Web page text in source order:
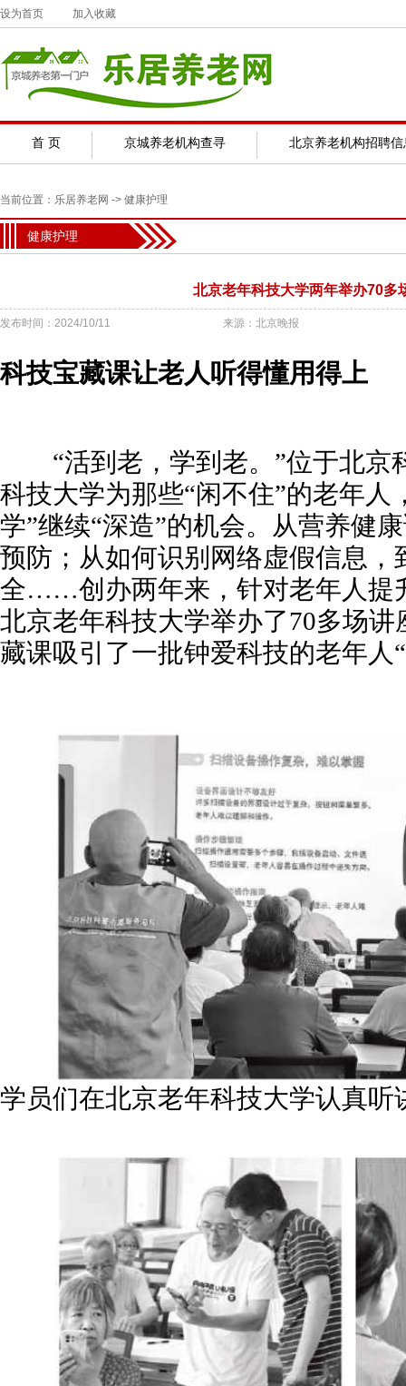
设为首页 加入收藏
首 页 京城养老机构查寻 北京养老机构招聘信
当前位置： 乐居养老网 -> 健康护理
健康护理
北京老年科技大学两年举办70多
发布时间：2024/10/11 来源：北京晚报
科技宝藏课让老人听得懂用得上
“活到老，学到老。”位于北京
科技大学为那些“闲不住”的老年人
学”继续“深造”的机会。从营养健
预防；从如何识别网络虚假信息，
全……创办两年来，针对老年人提
北京老年科技大学举办了70多场
藏课吸引了一批钟爱科技的老年人
学员们在北京老年科技大学认真听